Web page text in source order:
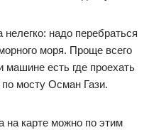
надо перебраться
моря. Проще всего
машине есть где проехать
мосту Осман Гази.
на карте можно по этим